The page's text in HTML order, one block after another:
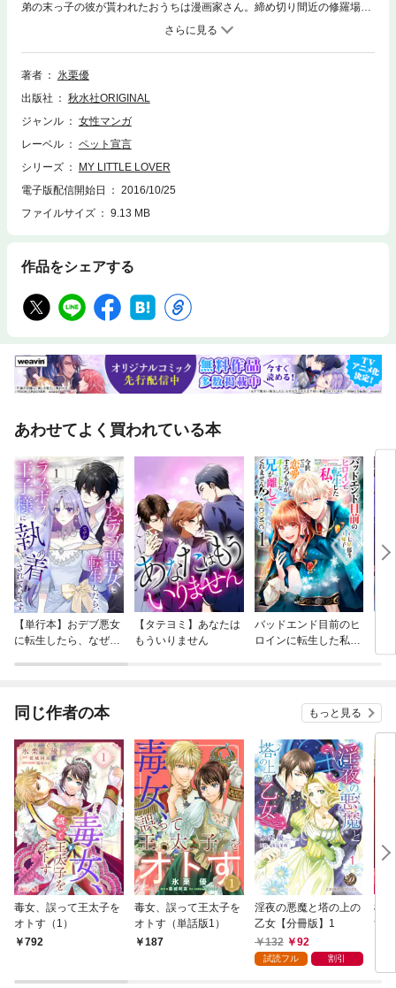
弟の末っ子の彼が貰われたおうちは漫画家さん。締め切り間近の修羅場を
初体験。いつも深夜も明かりがついている不夜城な先生の仕事場なので夜
に電気をつけないと、とっても怖がるようになったり、出版社から届く荷
物を運ぶ宅配業者の車の音を聞き分けられたり…。すっかり漫画家さんの
生活にパピは染まっております!?でも修羅場の後に寝入る先生に添い寝す
著者
氷栗優
出版社
秋水社ORIGINAL
ジャンル
女性マンガ
レーベル
ペット宣言
シリーズ
MY LITTLE LOVER
電子版配信開始日
2016/10/25
ファイルサイズ
9.13 MB
作品をシェアする
あわせてよく買われている本
【単行本】おデブ悪女
に転生したら、なぜか
【タテヨミ】あなたは
もういりません
バッドエンド目前のヒ
ロインに転生した私、
同じ作者の本 もっと見る
毒女、誤って王太子を
オトす（1）
792
毒女、誤って王太子を
オトす（単話版1）
187
淫夜の悪魔と塔の上の
乙女【分冊版】1
132
92
試読フル 割引
極
す
～